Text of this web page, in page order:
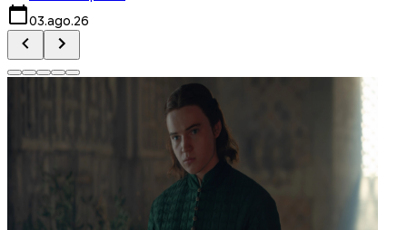
03.ago.26